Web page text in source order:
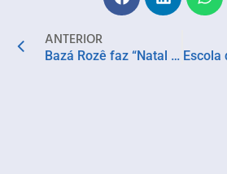
ANTERIOR
Bazá Rozê faz “Natal Astral”, última edição do ano, no MUseu Carlos e Margarida Costa Pinto